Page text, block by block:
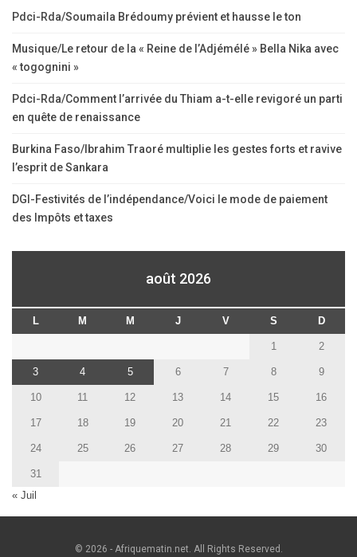
Pdci-Rda/Soumaila Brédoumy prévient et hausse le ton
Musique/Le retour de la « Reine de l’Adjémélé » Bella Nika avec
« togognini »
Pdci-Rda/Comment l’arrivée du Thiam a-t-elle revigoré un parti
en quête de renaissance
Burkina Faso/Ibrahim Traoré multiplie les gestes forts et ravive
l’esprit de Sankara
DGI-Festivités de l’indépendance/Voici le mode de paiement
des Impôts et taxes
août 2026
L M M J V S D
1 2
3 4 5 6 7 8 9
10 11 12 13 14 15 16
17 18 19 20 21 22 23
24 25 26 27 28 29 30
31
« Juil
© 2026 - Afriquematin.net. All Rights Reserved.